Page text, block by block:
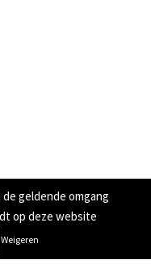
geldende omgang
op deze website
Weigeren